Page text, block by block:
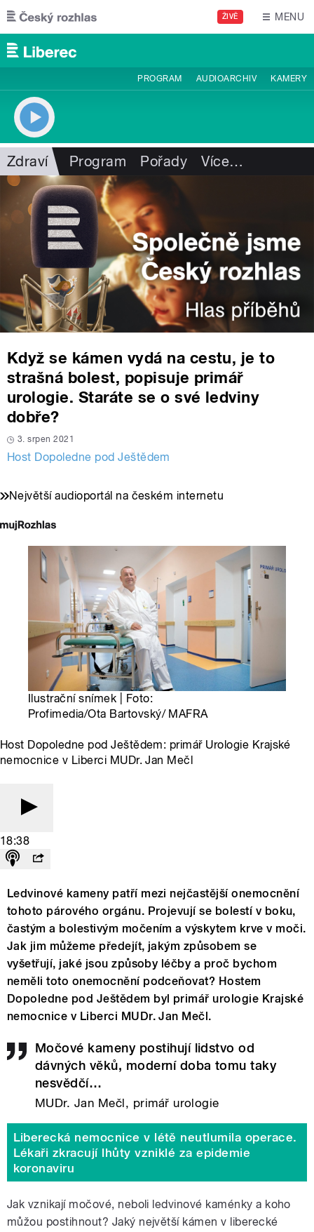
Přejít k hlavnímu obsahu
ŽIVĚ MENU
PROGRAM AUDIOARCHIV KAMERY
Zdraví Program Pořady Více…
Když se kámen vydá na cestu, je to
strašná bolest, popisuje primář
urologie. Staráte se o své ledviny
dobře?
3. srpen 2021
Host Dopoledne pod Ještědem
Největší audioportál na českém internetu
Ilustrační snímek | Foto:
Profimedia/Ota Bartovský/ MAFRA
Host Dopoledne pod Ještědem: primář Urologie Krajské
nemocnice v Liberci MUDr. Jan Mečl
18:38
Ledvinové kameny patří mezi nejčastější onemocnění
tohoto párového orgánu. Projevují se bolestí v boku,
častým a bolestivým močením a výskytem krve v moči.
Jak jim můžeme předejít, jakým způsobem se
vyšetřují, jaké jsou způsoby léčby a proč bychom
neměli toto onemocnění podceňovat? Hostem
Dopoledne pod Ještědem byl primář urologie Krajské
nemocnice v Liberci MUDr. Jan Mečl.
Močové kameny postihují lidstvo od
dávných věků, moderní doba tomu taky
nesvědčí…
MUDr. Jan Mečl, primář urologie
Liberecká nemocnice v létě neutlumila operace.
Lékaři zkracují lhůty vzniklé za epidemie
koronaviru
Jak vznikají močové, neboli ledvinové kaménky a koho
můžou postihnout? Jaký největší kámen v liberecké